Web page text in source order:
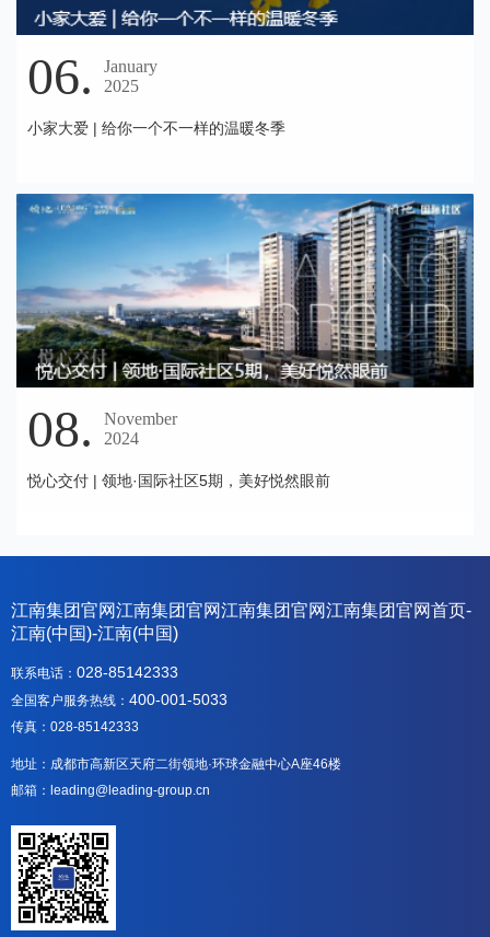
06.
January
2025
小家大爱 | 给你一个不一样的温暖冬季
08.
November
2024
悦心交付 | 领地·国际社区5期，美好悦然眼前
江南集团官网江南集团官网江南集团官网江南集团官网首页-
江南(中国)-江南(中国)
联系电话： 028-85142333
全国客户服务热线： 400-001-5033
传真：028-85142333
地址：成都市高新区天府二街领地·环球金融中心A座46楼
邮箱：leading@leading-group.cn